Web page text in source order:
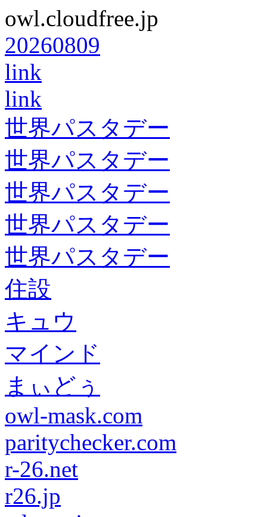
owl.cloudfree.jp
20260809
link
link
世界パスタデー
世界パスタデー
世界パスタデー
世界パスタデー
世界パスタデー
住設
キュウ
マインド
まぃどぅ
owl-mask.com
paritychecker.com
r-26.net
r26.jp